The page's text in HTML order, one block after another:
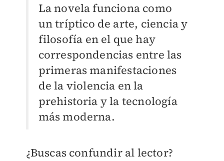
La novela funciona como
un tríptico de arte, ciencia y
filosofía en el que hay
correspondencias entre las
primeras manifestaciones
de la violencia en la
prehistoria y la tecnología
más moderna.
¿Buscas confundir al lector?